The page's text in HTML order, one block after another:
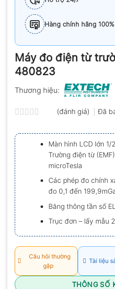
Hàng chính hãng 100%
Máy đo điện từ
480823
Thương hiệu:
xếp
hạng
0.0
5
sao
(đánh giá) Đã
Màn hình LCD lớn
Trường điện từ
microTesla
Các phép đo chính
đo 0,1 đến
Băng thông tần số
Trục đơn – lấy mẫu
Câu hỏi thường
gặp
Tài liệu
THÔNG SỐ